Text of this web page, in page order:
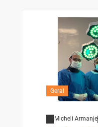
Geral
Micheli Armanje